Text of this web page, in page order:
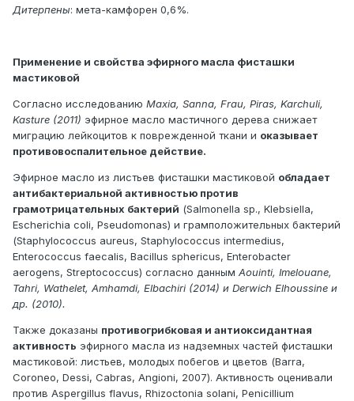
Дитерпены: мета-камфорен 0,6%.
Применение и свойства эфирного масла фисташки
мастиковой
Согласно исследованию Maxia, Sanna, Frau, Piras, Karchuli,
Kasture (2011) эфирное масло мастичного дерева снижает
миграцию лейкоцитов к поврежденной ткани и оказывает
противовоспалительное действие.
Эфирное масло из листьев фисташки мастиковой обладает
антибактериальной активностью против
грамотрицательных бактерий (Salmonella sp., Klebsiella,
Escherichia coli, Pseudomonas) и грамположительных бактерий
(Staphylococcus aureus, Staphylococcus intermedius,
Enterococcus faecalis, Bacillus sphericus, Enterobacter
aerogens, Streptococcus) согласно данным Aouinti, Imelouane,
Tahri, Wathelet, Amhamdi, Elbachiri (2014) и Derwich Elhoussine и
др. (2010).
Также доказаны противогрибковая и антиоксидантная
активность эфирного масла из надземных частей фисташки
мастиковой: листьев, молодых побегов и цветов (Barra,
Coroneo, Dessi, Cabras, Angioni, 2007). Активность оценивали
против Aspergillus flavus, Rhizoctonia solani, Penicillium